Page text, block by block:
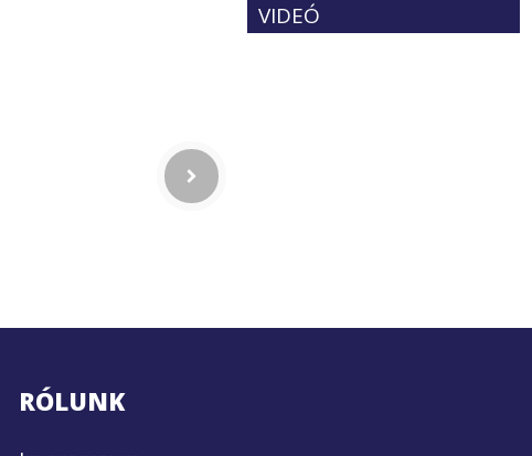
VIDEÓ
RÓLUNK